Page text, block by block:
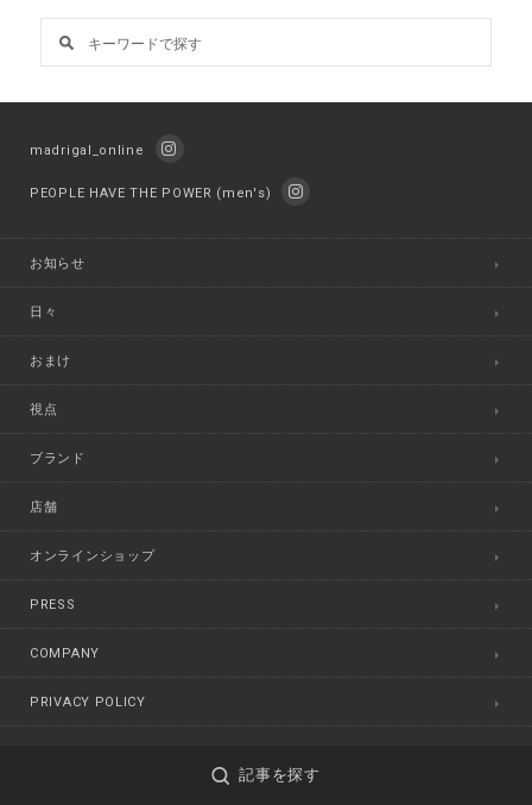
madrigal_online
PEOPLE HAVE THE POWER (men's)
お知らせ
日々
おまけ
視点
ブランド
店舗
オンラインショップ
PRESS
COMPANY
PRIVACY POLICY
記事を探す